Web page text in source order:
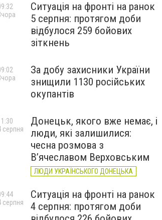
Ситуація на фронті на ранок
5 серпня: протягом доби
відбулося 259 бойових
зіткнень
За добу захисники України
знищили 1130 російських
окупантів
Донецьк, якого вже немає, і
люди, які залишилися:
чесна розмова з
В’ячеславом Верховським
ЛЮДИ УКРАЇНСЬКОГО ДОНЕЦЬКА
серпня
Ситуація на фронті на ранок
4 серпня: протягом доби
серпня